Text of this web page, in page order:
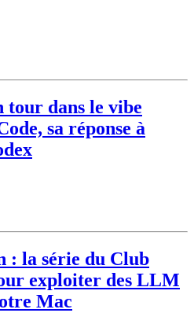
tour dans le vibe
sa réponse à
: la série du Club
exploiter des LLM
Mac